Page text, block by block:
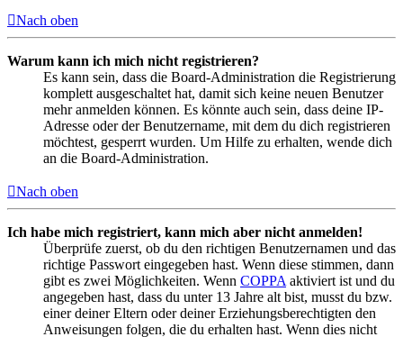
Nach oben
Warum kann ich mich nicht registrieren?
Es kann sein, dass die Board-Administration die Registrierung
komplett ausgeschaltet hat, damit sich keine neuen Benutzer
mehr anmelden können. Es könnte auch sein, dass deine IP-
Adresse oder der Benutzername, mit dem du dich registrieren
möchtest, gesperrt wurden. Um Hilfe zu erhalten, wende dich
an die Board-Administration.
Nach oben
Ich habe mich registriert, kann mich aber nicht anmelden!
Überprüfe zuerst, ob du den richtigen Benutzernamen und das
richtige Passwort eingegeben hast. Wenn diese stimmen, dann
gibt es zwei Möglichkeiten. Wenn COPPA aktiviert ist und du
angegeben hast, dass du unter 13 Jahre alt bist, musst du bzw.
einer deiner Eltern oder deiner Erziehungsberechtigten den
Anweisungen folgen, die du erhalten hast. Wenn dies nicht